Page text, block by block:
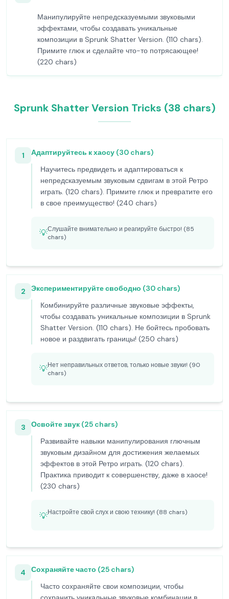
Манипулируйте непредсказуемыми звуковыми
эффектами, чтобы создавать уникальные
композиции в Sprunk Shatter Version. (110 chars).
Примите глюк и сделайте что-то потрясающее!
(220 chars)
Sprunk Shatter Version Tricks (38 chars)
1
Адаптируйтесь к хаосу (30 chars)
Научитесь предвидеть и адаптироваться к
непредсказуемым звуковым сдвигам в этой Ретро
играть. (120 chars). Примите глюк и превратите его
в свое преимущество! (240 chars)
💡Слушайте внимательно и реагируйте быстро! (85
chars)
2
Экспериментируйте свободно (30 chars)
Комбинируйте различные звуковые эффекты,
чтобы создавать уникальные композиции в Sprunk
Shatter Version. (110 chars). Не бойтесь пробовать
новое и раздвигать границы! (250 chars)
💡Нет неправильных ответов, только новые звуки! (90
chars)
3
Освойте звук (25 chars)
Развивайте навыки манипулирования глючным
звуковым дизайном для достижения желаемых
эффектов в этой Ретро играть. (120 chars).
Практика приводит к совершенству, даже в хаосе!
(230 chars)
💡Настройте свой слух и свою технику! (88 chars)
4
Сохраняйте часто (25 chars)
Часто сохраняйте свои композиции, чтобы